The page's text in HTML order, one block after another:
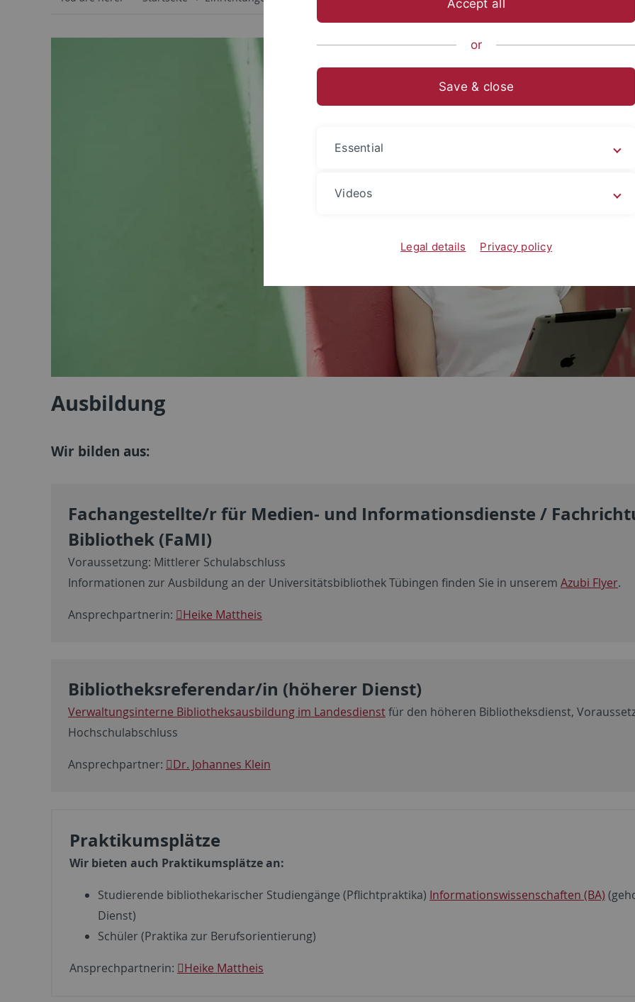
Ausbildung
Wir bilden aus:
Fachangestellte/r für Medien- und Informationsdienste /
Bibliothek (FaMI)
Voraussetzung: Mittlerer Schulabschluss
Informationen zur Ausbildung an der Universitätsbibliothek Tübingen finden Sie in unserem Azubi Flyer.
Ansprechpartnerin: Heike Mattheis
Bibliotheksreferendar/in (höherer Dienst)
Verwaltungsinterne Bibliotheksausbildung im Landesdienstfür den höheren Bibliotheksdienst,
Hochschulabschluss
Ansprechpartner: Dr. Johannes Klein
Praktikumsplätze
Wir bieten auch Praktikumsplätze an:
Studierende bibliothekarischer Studiengänge (Pflichtpraktika) Informationswissenschaften (BA)
Dienst)
Schüler (Praktika zur Berufsorientierung)
Ansprechpartnerin: Heike Mattheis
Accept all
or
Save & close
Essential
Videos
Legal details Privacy policy